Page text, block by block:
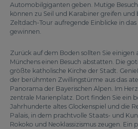
Automobilgiganten geben. Mutige
können zu Seil und Karabiner greifen und
Zeltdach-Tour aufregende Einblicke in
gewinnen.
Zurück auf dem Boden sollten Sie einigen
Münchens einen Besuch abstatten. Die
größte katholische Kirche der Stadt.
der berühmten Zwillingstürme aus das
Panorama der Bayerischen Alpen. Im
zentrale Marienplatz. Dort finden Sie ein
Jahrhunderte altes Glockenspiel und die
Palais, in dem prachtvolle Staats- und
Rokoko und Neoklassizismus zeugen. Ein